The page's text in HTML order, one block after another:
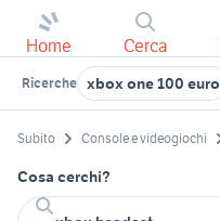
Home Cerca
Ricerche xbox one 100 euro
Subito Console e videogiochi
Cosa cerchi?